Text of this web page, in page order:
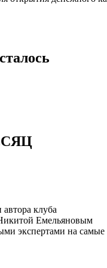
автора клуба
Емельяновым
экспертами на самые